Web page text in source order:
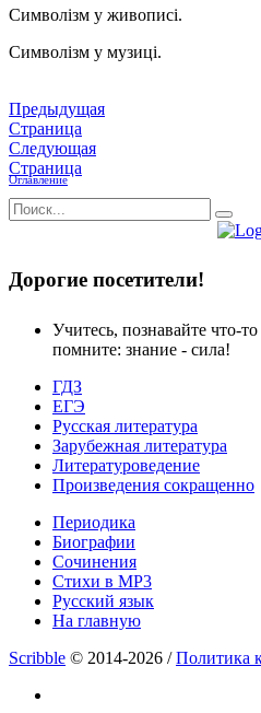
Символізм у живописі.
Символізм у музиці.
Предыдущая
Страница
Следующая
Страница
Оглавление
Дорогие посетители!
Учитесь, познавайте что-
помните: знание - сила!
ГДЗ
ЕГЭ
Русская литература
Зарубежная литература
Литературоведение
Произведения сокращенно
Периодика
Биографии
Сочинения
Стихи в MP3
Русский язык
На главную
Scribble © 2014-2026 /Политика